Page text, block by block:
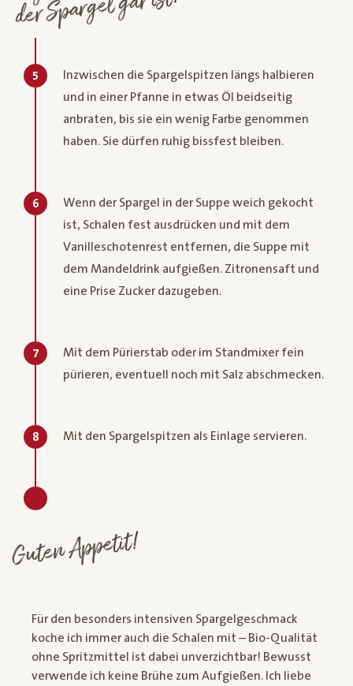
5
Inzwischen die Spargelspitzen längs halbieren
und in einer Pfanne in etwas Öl beidseitig
anbraten, bis sie ein wenig Farbe genommen
haben. Sie dürfen ruhig bissfest bleiben.
6
Wenn der Spargel in der Suppe weich gekocht
ist, Schalen fest ausdrücken und mit dem
Vanilleschotenrest entfernen, die Suppe mit
dem Mandeldrink aufgießen. Zitronensaft und
eine Prise Zucker dazugeben.
7
Mit dem Pürierstab oder im Standmixer fein
pürieren, eventuell noch mit Salz abschmecken.
8 Mit den Spargelspitzen als Einlage servieren.
Guten Appetit!
Für den besonders intensiven Spargelgeschmack
koche ich immer auch die Schalen mit – Bio-Qualität
ohne Spritzmittel ist dabei unverzichtbar! Bewusst
verwende ich keine Brühe zum Aufgießen. Ich liebe